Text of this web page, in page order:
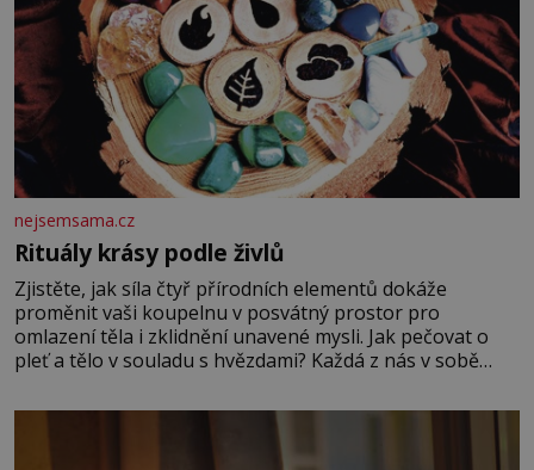
nejsemsama.cz
Rituály krásy podle živlů
Zjistěte, jak síla čtyř přírodních elementů dokáže
proměnit vaši koupelnu v posvátný prostor pro
omlazení těla i zklidnění unavené mysli. Jak pečovat o
pleť a tělo v souladu s hvězdami? Každá z nás v sobě
povaze, ale i v potřebách naší pokožky. Ohnivá znamení
Ženy narozené ve znamení Berana, Lva a Střelce v sobě
nesou žár, odvahu a neutuchající elán. Vaše